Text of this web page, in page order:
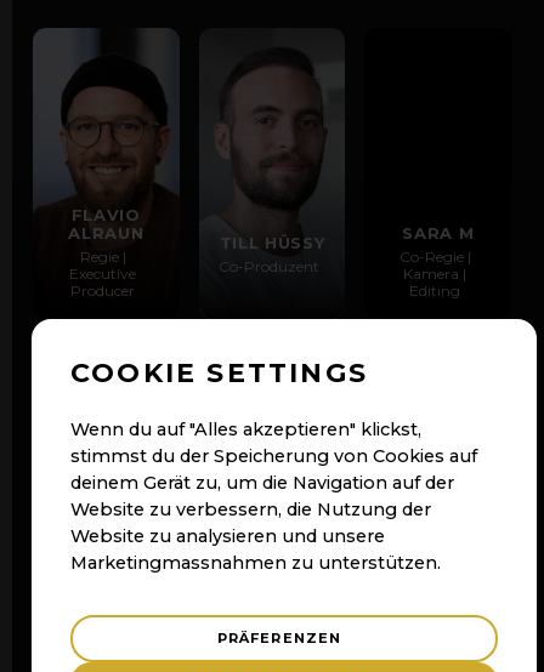
FLAVIO
ALRAUN
Regie |
Executive
Producer
TILL HÜSSY
Co-Produzent
SARA M
Co-Regie |
Kamera |
Editing
Kameraasisstenz
TIM
ZUMSTEIN
SKABARIN
COOKIE SETTINGS
Wenn du auf "Alles akzeptieren" klickst,
stimmst du der Speicherung von Cookies auf
deinem Gerät zu, um die Navigation auf der
Website zu verbessern, die Nutzung der
Website zu analysieren und unsere
Marketingmassnahmen zu unterstützen.
PRÄFERENZEN